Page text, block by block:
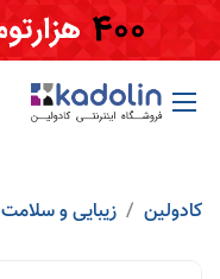
Skip to Content
کادولین زیبایی و سلامت